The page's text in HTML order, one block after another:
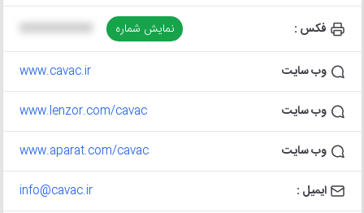
فکس : نمایش شماره
وب سایت www.cavac.ir
وب سایت www.lenzor.com/cavac
وب سایت www.aparat.com/cavac
ایمیل : info@cavac.ir